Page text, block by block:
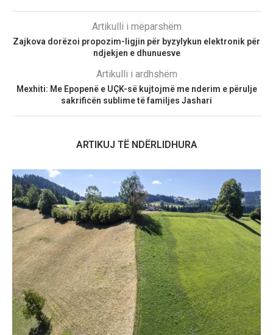
Artikulli i mëparshëm
Zajkova dorëzoi propozim-ligjin për byzylykun elektronik për
ndjekjen e dhunuesve
Artikulli i ardhshëm
Mexhiti: Me Epopenë e UÇK-së kujtojmë me nderim e përulje
sakrificën sublime të familjes Jashari
ARTIKUJ TË NDËRLIDHURA